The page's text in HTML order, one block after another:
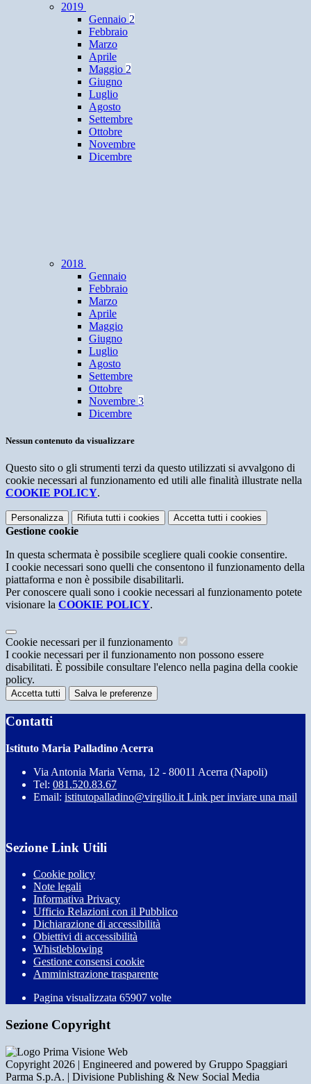
2019
Gennaio 2
Febbraio
Marzo
Aprile
Maggio 2
Giugno
Luglio
Agosto
Settembre
Ottobre
Novembre
Dicembre
2018
Gennaio
Febbraio
Marzo
Aprile
Maggio
Giugno
Luglio
Agosto
Settembre
Ottobre
Novembre 3
Dicembre
Nessun contenuto da visualizzare
Questo sito o gli strumenti terzi da questo utilizzati si avvalgono di
cookie necessari al funzionamento ed utili alle finalità illustrate nella
COOKIE POLICY.
Personalizza Rifiuta tutti i cookies Accetta tutti i cookies
Gestione cookie
In questa schermata è possibile scegliere quali cookie consentire.
I cookie necessari sono quelli che consentono il funzionamento della
piattaforma e non è possibile disabilitarli.
Per conoscere quali sono i cookie necessari al funzionamento potete
visionare la COOKIE POLICY.
Cookie necessari per il funzionamento
I cookie necessari per il funzionamento non possono essere
disabilitati. È possibile consultare l'elenco nella pagina della cookie
policy.
Accetta tutti Salva le preferenze
Contatti
Istituto Maria Palladino Acerra
Via Antonia Maria Verna, 12 - 80011 Acerra (Napoli)
Tel: 081.520.83.67
Email: istitutopalladino@virgilio.it Link per inviare una mail
Sezione Link Utili
Cookie policy
Note legali
Informativa Privacy
Ufficio Relazioni con il Pubblico
Dichiarazione di accessibilità
Obiettivi di accessibilità
Whistleblowing
Gestione consensi cookie
Amministrazione trasparente
Pagina visualizzata 65907 volte
Sezione Copyright
Copyright 2026 | Engineered and powered by Gruppo Spaggiari
Parma S.p.A. | Divisione Publishing & New Social Media